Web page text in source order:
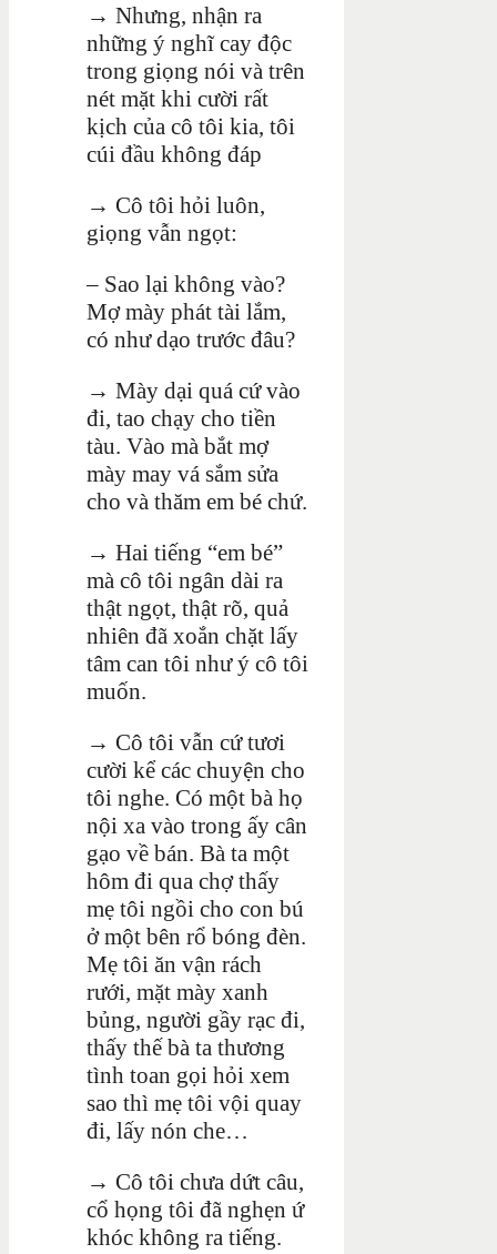
→ Nhưng, nhận ra
những ý nghĩ cay độc
trong giọng nói và trên
nét mặt khi cười rất
kịch của cô tôi kia, tôi
cúi đầu không đáp
→ Cô tôi hỏi luôn,
giọng vẫn ngọt:
– Sao lại không vào?
Mợ mày phát tài lắm,
có như dạo trước đâu?
→ Mày dại quá cứ vào
đi, tao chạy cho tiền
tàu. Vào mà bắt mợ
mày may vá sắm sửa
cho và thăm em bé chứ.
→ Hai tiếng “em bé”
mà cô tôi ngân dài ra
thật ngọt, thật rõ, quả
nhiên đã xoắn chặt lấy
tâm can tôi như ý cô tôi
muốn.
→ Cô tôi vẫn cứ tươi
cười kể các chuyện cho
tôi nghe. Có một bà họ
nội xa vào trong ấy cân
gạo về bán. Bà ta một
hôm đi qua chợ thấy
mẹ tôi ngồi cho con bú
ở một bên rổ bóng đèn.
Mẹ tôi ăn vận rách
rưới, mặt mày xanh
bủng, người gầy rạc đi,
thấy thế bà ta thương
tình toan gọi hỏi xem
sao thì mẹ tôi vội quay
đi, lấy nón che…
→ Cô tôi chưa dứt câu,
cổ họng tôi đã nghẹn ứ
khóc không ra tiếng.